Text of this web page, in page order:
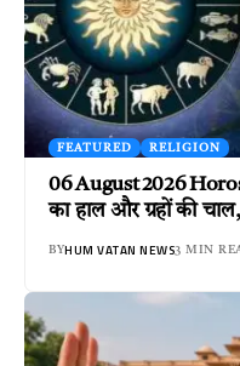
FEATURED RELIGION
06 August 2026
का हाल और ग्रहों की
BYHUM VATAN NEWS3 MIN